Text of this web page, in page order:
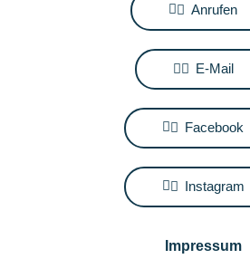
Anrufen
E-Mail
Facebook
Instagram
Impressum